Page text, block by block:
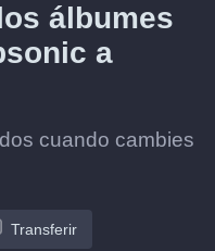
álbumes
a
cuando cambies
Transferir